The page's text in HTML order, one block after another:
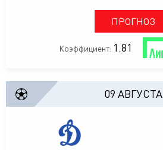
ПРОГНОЗ
Коэффициент: 1.81
09 АВГУСТА